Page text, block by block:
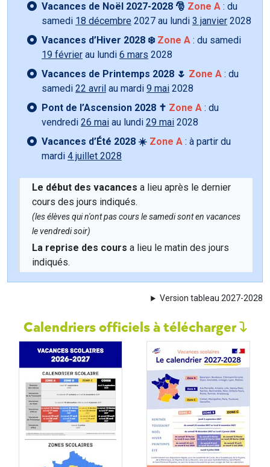
Vacances de Noël 2027-2028 🎅 Zone A : du
samedi 18 décembre 2027 au lundi 3 janvier 2028
Vacances d’Hiver 2028 ❄️ Zone A : du samedi
19 février au lundi 6 mars 2028
Vacances de Printemps 2028 🌷 Zone A : du
samedi 22 avril au mardi 9 mai 2028
Pont de l’Ascension 2028 ✝️ Zone A : du
vendredi 26 mai au lundi 29 mai 2028
Vacances d’Été 2028 ☀️ Zone A : à partir du
mardi 4 juillet 2028
Le début des vacances a lieu après le dernier
cours des jours indiqués.
(les élèves qui n'ont pas cours le samedi sont en vacances
le vendredi soir)
La reprise des cours a lieu le matin des jours
indiqués.
Version tableau 2027-2028
Calendriers officiels à télécharger